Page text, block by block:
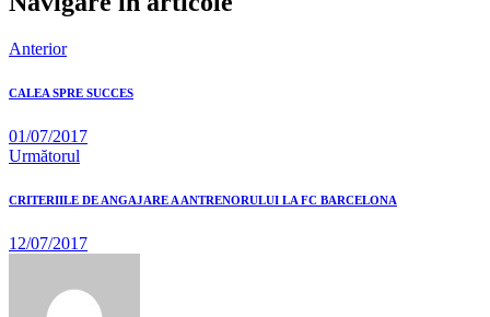
Anterior
CALEA SPRE SUCCES
01/07/2017
Următorul
CRITERIILE DE ANGAJARE A ANTRENORULUI LA FC BARCELONA
12/07/2017